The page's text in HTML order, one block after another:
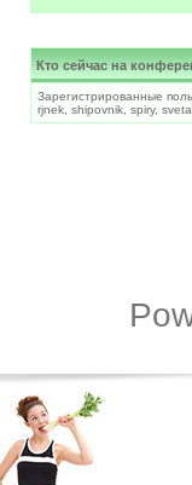
Кто сейчас на
Зарегистрированные
rjnek, shipovnik, spiry,